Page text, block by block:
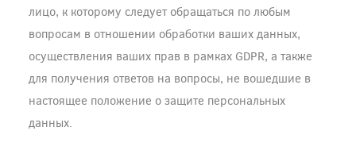
лицо, к которому следует обращаться по любым
вопросам в отношении обработки ваших данных,
осуществления ваших прав в рамках GDPR, а также
для получения ответов на вопросы, не вошедшие в
настоящее положение о защите персональных
данных.